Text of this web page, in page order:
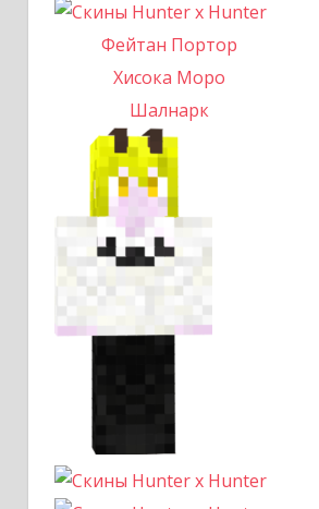
Фейтан Портор
Хисока Моро
Шалнарк